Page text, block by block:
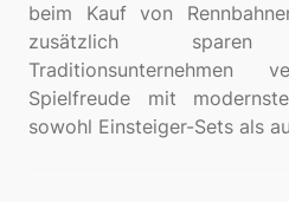
beim Kauf von
zusätzlich
Traditionsunternehmen
Spielfreude mit